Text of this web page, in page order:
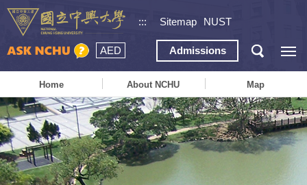
::: Sitemap NUST
AED Admissions
Home About NCHU Map